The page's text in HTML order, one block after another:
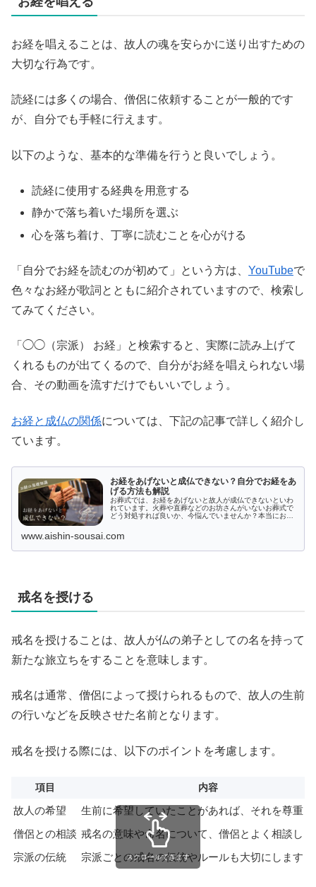
お経を唱えることは、故人の魂を安らかに送り出すための
大切な行為です。
読経には多くの場合、僧侶に依頼することが一般的です
が、自分でも手軽に行えます。
以下のような、基本的な準備を行うと良いでしょう。
読経に使用する経典を用意する
静かで落ち着いた場所を選ぶ
心を落ち着け、丁寧に読むことを心がける
「自分でお経を読むのが初めて」という方は、 YouTubeで
色々なお経が歌詞とともに紹介されていますので、検索し
てみてください。
「◯◯（宗派） お経」と検索すると、実際に読み上げて
くれるものが出てくるので、自分がお経を唱えられない場
合、その動画を流すだけでもいいでしょう。
お経と成仏の関係については、下記の記事で詳しく紹介し
ています。
お経をあげないと成仏できない？自分でお経をあ
げる方法も解説
お葬式では、お経をあげないと故人が成仏できないといわ
れています。火葬や直葬などのお坊さんがいないお葬式で
どう対処すれば良いか、今悩んでいませんか？本当にお経
性を、本記事で理解しましょう。
www.aishin-sousai.com
戒名を授ける
戒名を授けることは、故人が仏の弟子としての名を持って
新たな旅立ちをすることを意味します。
戒名は通常、僧侶によって授けられるもので、故人の生前
の行いなどを反映させた名前となります。
戒名を授ける際には、以下のポイントを考慮します。
項目 内容
故人の希望
生前に希望していたことがあれば、それを尊重
僧侶との相談 戒名の意味や命名について、僧侶とよく相談しま
宗派の伝統
宗派ごとの戒名の伝統やルールも大切にします
スクロールできます